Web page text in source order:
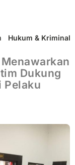
Hukum & Kriminal
Dukung
Pelaku